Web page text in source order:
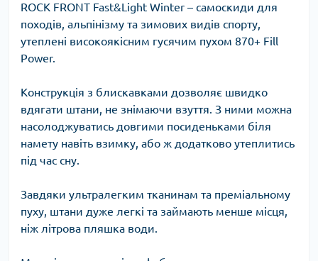
ROCK FRONT Fast&Light Winter – самоскиди для
походів, альпінізму та зимових видів спорту,
утеплені високоякісним гусячим пухом 870+ Fill
Power.
Конструкція з блискавками дозволяє швидко
вдягати штани, не знімаючи взуття. З ними можна
насолоджуватись довгими посиденьками біля
намету навіть взимку, або ж додатково утеплитись
під час сну.
Завдяки ультралегким тканинам та преміальному
пуху, штани дуже легкі та займають менше місця,
ніж літрова пляшка води.